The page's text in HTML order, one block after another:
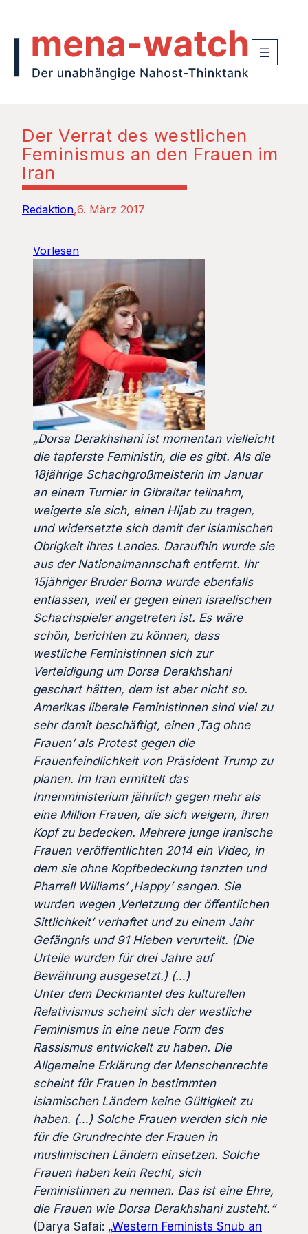
Der Verrat des westlichen
Feminismus an den Frauen im
Iran
Redaktion 6. März 2017
Vorlesen
„Dorsa Derakhshani ist momentan vielleicht
die tapferste Feministin, die es gibt. Als die
18jährige Schachgroßmeisterin im Januar
an einem Turnier in Gibraltar teilnahm,
weigerte sie sich, einen Hijab zu tragen,
und widersetzte sich damit der islamischen
Obrigkeit ihres Landes. Daraufhin wurde sie
aus der Nationalmannschaft entfernt. Ihr
15jähriger Bruder Borna wurde ebenfalls
entlassen, weil er gegen einen israelischen
Schachspieler angetreten ist. Es wäre
schön, berichten zu können, dass
westliche Feministinnen sich zur
Verteidigung um Dorsa Derakhshani
geschart hätten, dem ist aber nicht so.
Amerikas liberale Feministinnen sind viel zu
sehr damit beschäftigt, einen ‚Tag ohne
Frauen’ als Protest gegen die
Frauenfeindlichkeit von Präsident Trump zu
planen. Im Iran ermittelt das
Innenministerium jährlich gegen mehr als
eine Million Frauen, die sich weigern, ihren
Kopf zu bedecken. Mehrere junge iranische
Frauen veröffentlichten 2014 ein Video, in
dem sie ohne Kopfbedeckung tanzten und
Pharrell Williams’ ‚Happy’ sangen. Sie
wurden wegen ‚Verletzung der öffentlichen
Sittlichkeit’ verhaftet und zu einem Jahr
Gefängnis und 91 Hieben verurteilt. (Die
Urteile wurden für drei Jahre auf
Bewährung ausgesetzt.) (…)
Unter dem Deckmantel des kulturellen
Relativismus scheint sich der westliche
Feminismus in eine neue Form des
Rassismus entwickelt zu haben. Die
Allgemeine Erklärung der Menschenrechte
scheint für Frauen in bestimmten
islamischen Ländern keine Gültigkeit zu
haben. (…) Solche Frauen werden sich nie
für die Grundrechte der Frauen in
muslimischen Ländern einsetzen. Solche
Frauen haben kein Recht, sich
Feministinnen zu nennen. Das ist eine Ehre,
die Frauen wie Dorsa Derakhshani zusteht.“
(Darya Safai: „Western Feminists Snub an